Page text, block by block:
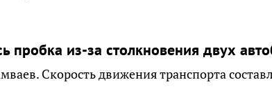
пробка из-за столкновения двух
Скорость движения транспорта